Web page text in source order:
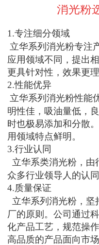
消光粉
1.专注细分领域
立华系列消光粉专注
应用领域不同，提出
更具针对性，效果更理
2.性能优异
立华系列消光粉性能
明性佳，吸油量低，
时也极易添加和分散
用领域特点鲜明。
3.行业认同
立华系类消光粉，由
众多行业领导人的
4.质量保证
立华系列消光粉，坚
厂的原则。公司通过
化产品工艺，规范操
高品质的产品面向市场